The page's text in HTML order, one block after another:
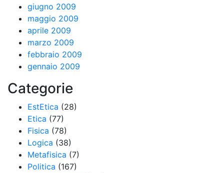
giugno 2009
maggio 2009
aprile 2009
marzo 2009
febbraio 2009
gennaio 2009
Categorie
EstEtica (28)
Etica (77)
Fisica (78)
Logica (38)
Metafisica (7)
Politica (167)